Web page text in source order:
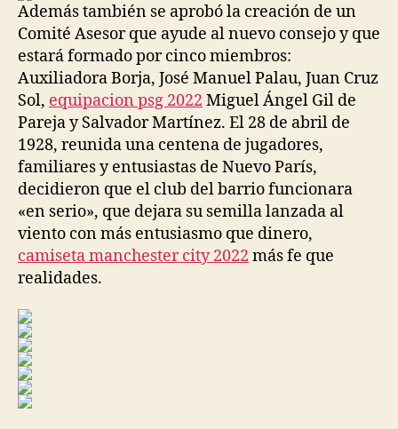
Además también se aprobó la creación de un
Comité Asesor que ayude al nuevo consejo y que
estará formado por cinco miembros:
Auxiliadora Borja, José Manuel Palau, Juan Cruz
Sol, equipacion psg 2022 Miguel Ángel Gil de
Pareja y Salvador Martínez. El 28 de abril de
1928, reunida una centena de jugadores,
familiares y entusiastas de Nuevo París,
decidieron que el club del barrio funcionara
«en serio», que dejara su semilla lanzada al
viento con más entusiasmo que dinero,
camiseta manchester city 2022 más fe que
realidades.